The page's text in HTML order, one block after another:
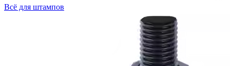
Всё для штампов